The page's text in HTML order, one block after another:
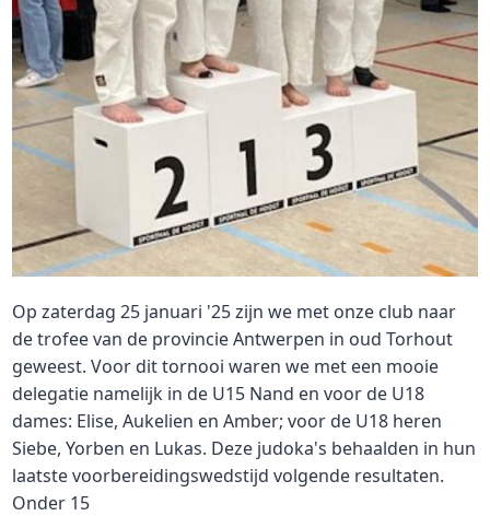
Op zaterdag 25 januari '25 zijn we met onze club naar
de trofee van de provincie Antwerpen in oud Torhout
geweest. Voor dit tornooi waren we met een mooie
delegatie namelijk in de U15 Nand en voor de U18
dames: Elise, Aukelien en Amber; voor de U18 heren
Siebe, Yorben en Lukas. Deze judoka's behaalden in hun
laatste voorbereidingswedstijd volgende resultaten.
Onder 15